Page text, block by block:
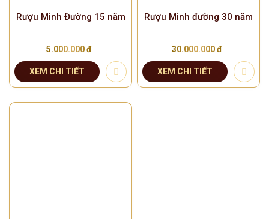
Rượu Minh Đường 15 năm
GIỚI THIỆU
KIẾN THỨC VỀ RƯỢU
LIÊN HỆ
Rượu Minh Đường 15 năm
5.000.000 đ
XEM CHI TIẾT
Rượu Minh đường 30 năm
30.000.000 đ
XEM CHI TIẾT